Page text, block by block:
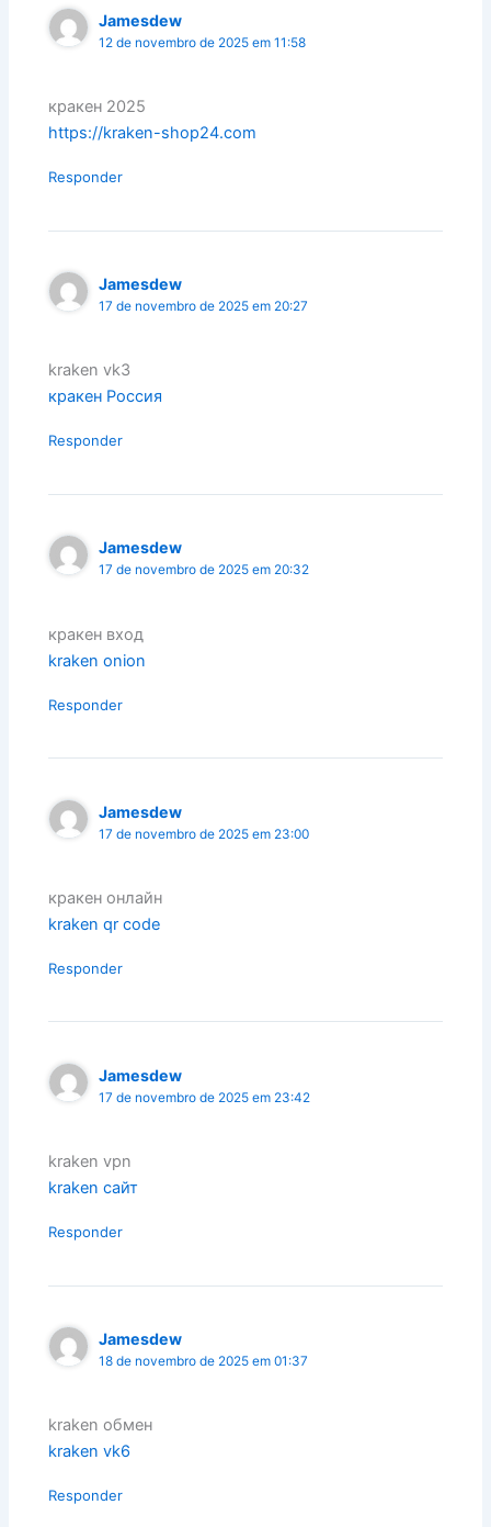
Jamesdew
12 de novembro de 2025 em 11:58
кракен 2025
https://kraken-shop24.com
Responder
Jamesdew
17 de novembro de 2025 em 20:27
kraken vk3
кракен Россия
Responder
Jamesdew
17 de novembro de 2025 em 20:32
кракен вход
kraken onion
Responder
Jamesdew
17 de novembro de 2025 em 23:00
кракен онлайн
kraken qr code
Responder
Jamesdew
17 de novembro de 2025 em 23:42
kraken vpn
kraken сайт
Responder
Jamesdew
18 de novembro de 2025 em 01:37
kraken обмен
kraken vk6
Responder